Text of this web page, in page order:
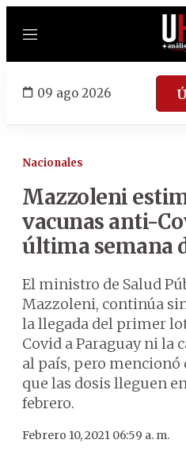
Menú
09 ago 2026
Nacionales
Mazzoleni
vacunas anti-
última semana
El ministro de Salud
Mazzoleni, continúa
la llegada del primer
Covid a Paraguay ni la
al país, pero mencionó
que las dosis lleguen
febrero.
Febrero 10, 2021 06:59 a. m.